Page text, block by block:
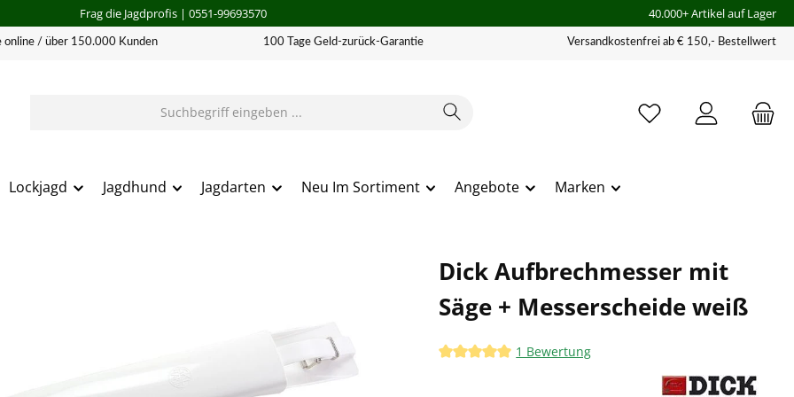
Frag die Jagdprofis| 0551-99693570 40.000+ Artikel auf Lager
online / über 150.000 Kunden 100 Tage Geld-zurück-Garantie Versandkostenfrei ab € 150,- Bestellwert
Lockjagd Jagdhund Jagdarten Neu Im Sortiment Angebote Marken
Dick Aufbrechmesser mit
Säge + Messerscheide weiß
Durchschnittliche Bewertung von 5 von 5 Sternen
1 Bewertung